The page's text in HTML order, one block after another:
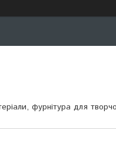
фурнітура для